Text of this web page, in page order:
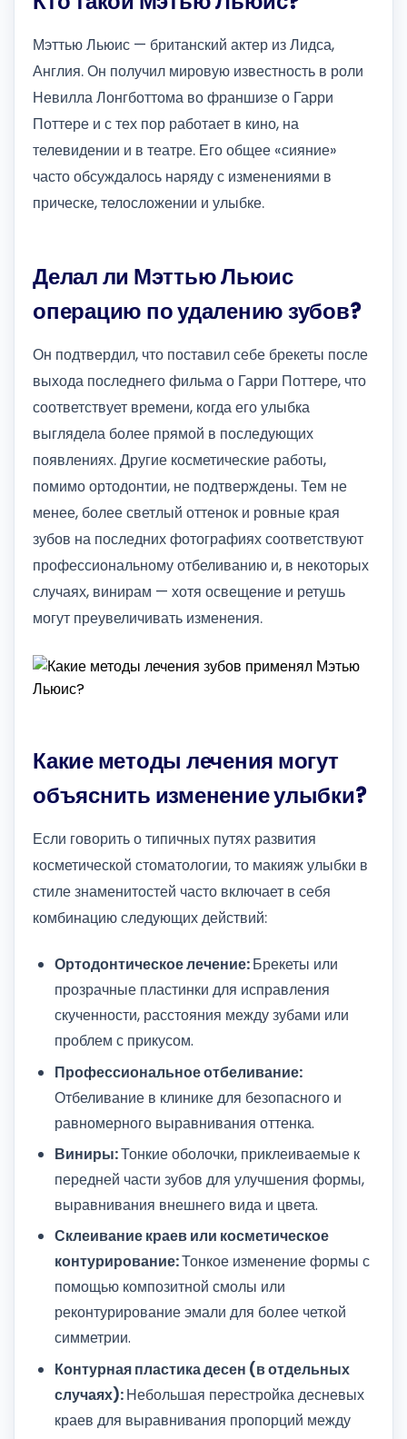
Мэттью Льюис — британский актер из Лидса,
Англия. Он получил мировую известность в роли
Невилла Лонгботтома во франшизе о Гарри
Поттере и с тех пор работает в кино, на
телевидении и в театре. Его общее «сияние»
часто обсуждалось наряду с изменениями в
прическе, телосложении и улыбке.
Делал ли Мэттью Льюис
операцию по удалению зубов?
Он подтвердил, что поставил себе брекеты после
выхода последнего фильма о Гарри Поттере, что
соответствует времени, когда его улыбка
выглядела более прямой в последующих
появлениях. Другие косметические работы,
помимо ортодонтии, не подтверждены. Тем не
менее, более светлый оттенок и ровные края
зубов на последних фотографиях соответствуют
профессиональному отбеливанию и, в некоторых
случаях, винирам — хотя освещение и ретушь
могут преувеличивать изменения.
Какие методы лечения могут
объяснить изменение улыбки?
Если говорить о типичных путях развития
косметической стоматологии, то макияж улыбки в
стиле знаменитостей часто включает в себя
комбинацию следующих действий:
Ортодонтическое лечение:Брекеты или
прозрачные пластинки для исправления
скученности, расстояния между зубами или
проблем с прикусом.
Профессиональное отбеливание:
Отбеливание в клинике для безопасного и
равномерного выравнивания оттенка.
Виниры:Тонкие оболочки, приклеиваемые к
передней части зубов для улучшения формы,
выравнивания внешнего вида и цвета.
Склеивание краев или косметическое
контурирование:Тонкое изменение формы с
помощью композитной смолы или
реконтурирование эмали для более четкой
симметрии.
Контурная пластика десен (в отдельных
случаях):Небольшая перестройка десневых
краев для выравнивания пропорций между